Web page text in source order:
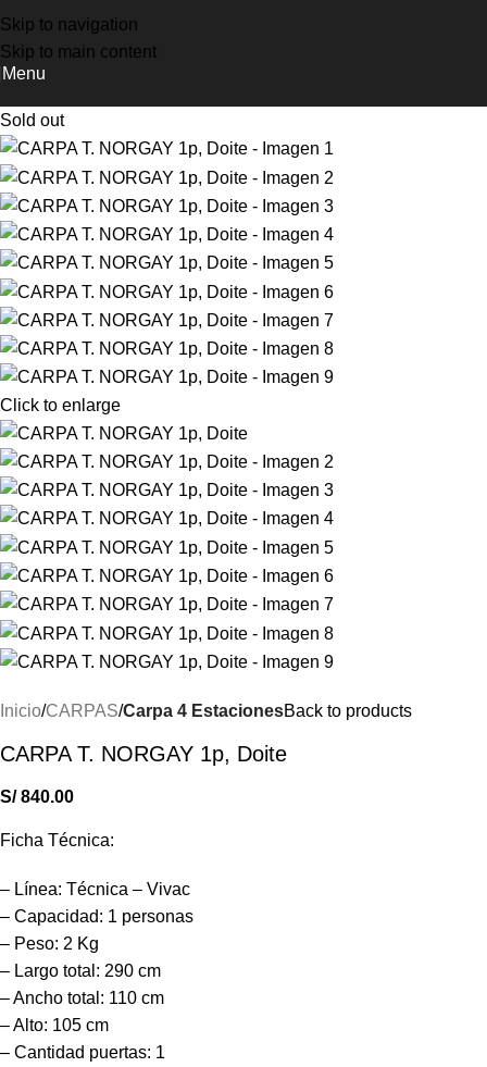
Skip to navigation
Skip to main content
NUEVOS INGRESOS COLUMBIA, DOITE Y OSPREY
Menu
Sold out
Click to enlarge
Inicio CARPAS Carpa 4 EstacionesBack to products
CARPA T. NORGAY 1p, Doite
S/840.00
Ficha Técnica:
– Línea: Técnica – Vivac
– Capacidad: 1 personas
– Peso: 2 Kg
– Largo total: 290 cm
– Ancho total: 110 cm
– Alto: 105 cm
– Cantidad puertas: 1